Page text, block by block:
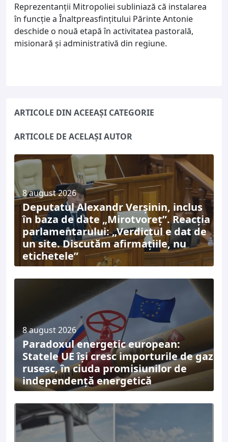
Reprezentanții Mitropoliei subliniază că instalarea
în funcție a Înaltpreasfințitului Părinte Antonie
deschide o nouă etapă în activitatea pastorală,
misionară și administrativă din regiune.
ARTICOLE DIN ACEEAȘI CATEGORIE
ARTICOLE DE ACELAȘI AUTOR
8 august 2026
Deputatul Alexandr Verșinin, inclus
în baza de date „Mirotvoreț”. Reacția
parlamentarului: „Verdictul e dat de
un site. Discutăm afirmațiile, nu
etichetele”
8 august 2026
Paradoxul energetic european:
Statele UE își cresc importurile de gaz
rusesc, în ciuda promisiunilor de
independență energetică